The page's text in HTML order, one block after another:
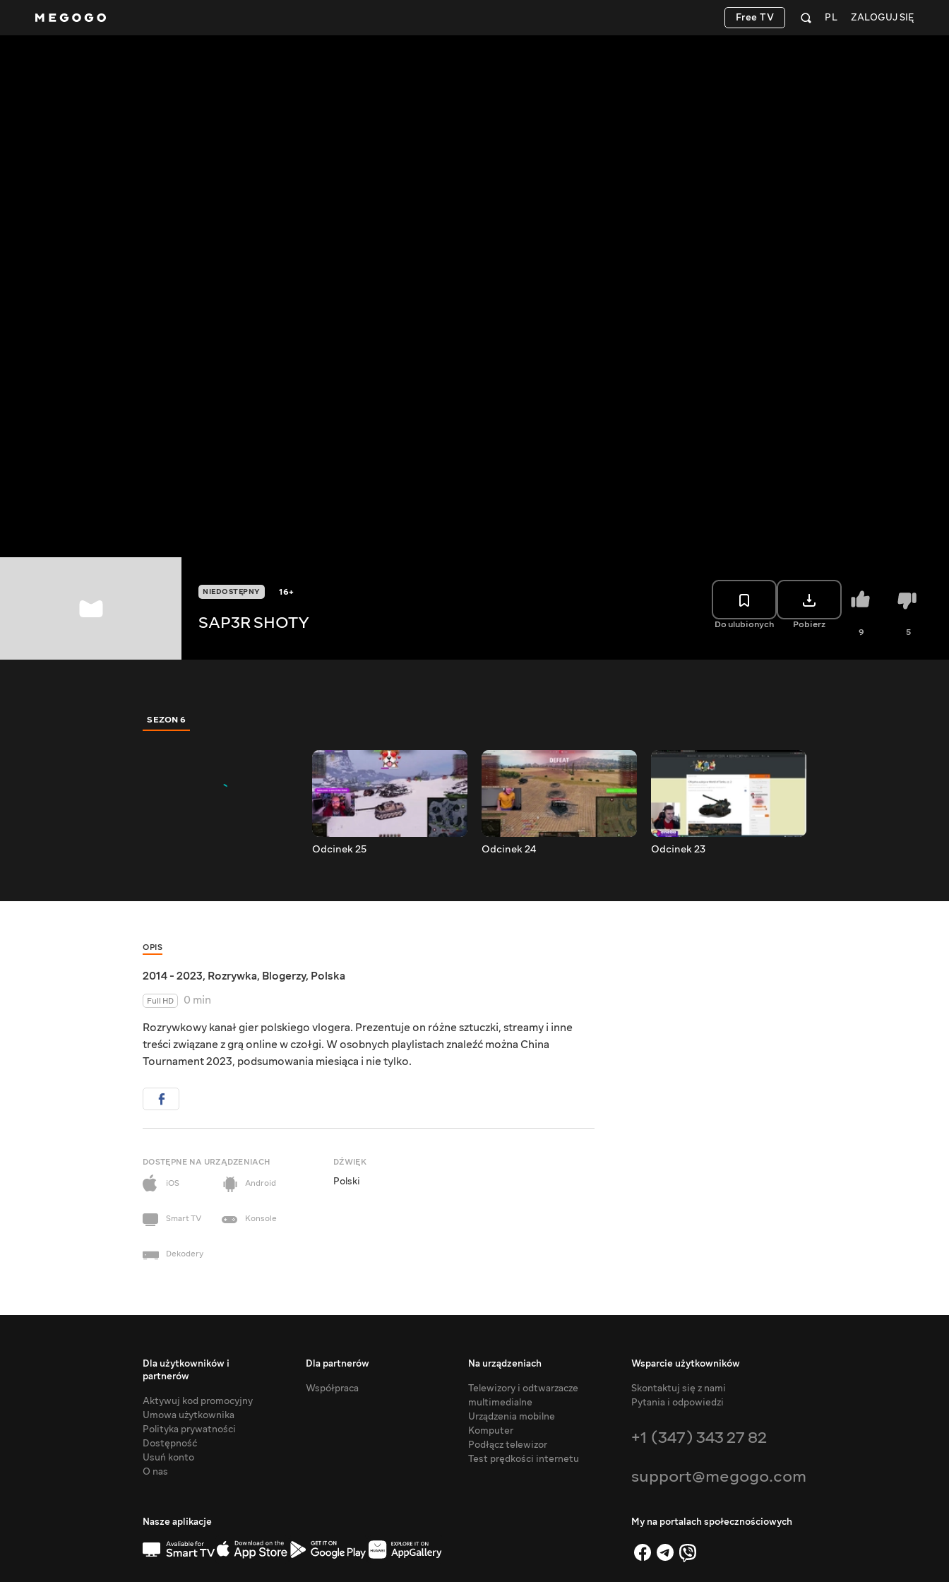
ZALOGUJ SIĘ
PL
Free TV
NIEDOSTĘPNY 16+
SAP3R SHOTY Do ulubionych Pobierz
9 5
SEZON 6
Odcinek 25 Odcinek 24 Odcinek 23
OPIS
2014 - 2023, Rozrywka, Blogerzy, Polska
Full HD
0 min
Rozrywkowy kanał gier polskiego vlogera. Prezentuje on różne sztuczki, streamy i inne
treści związane z grą online w czołgi. W osobnych playlistach znaleźć można China
Tournament 2023, podsumowania miesiąca i nie tylko.
DOSTĘPNE NA URZĄDZENIACH
iOS
Android
Smart TV Konsole
Dekodery
DŹWIĘK
Polski
Dla użytkowników i
partnerów
Aktywuj kod promocyjny
Umowa użytkownika
Polityka prywatności
Dostępność
Usuń konto
O nas
Dla partnerów
Współpraca
Na urządzeniach
Telewizory i odtwarzacze
multimedialne
Urządzenia mobilne
Komputer
Podłącz telewizor
Test prędkości internetu
Wsparcie użytkowników
Skontaktuj się z nami
Pytania i odpowiedzi
+1 (347) 343 27 82
support@megogo.com
Nasze aplikacje My na portalach społecznościowych